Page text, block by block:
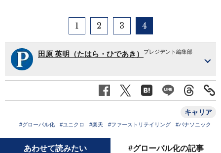
1 2 3 4
田原 英明（たはら・ひであき） プレジデント編集部
キャリア
#グローバル化 #ユニクロ #楽天 #ファーストリテイリング #パナソニック
あわせて読みたい #グローバル化の記事